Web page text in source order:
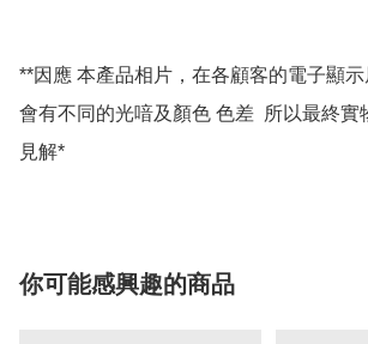
**因應 本產品相片，在各顧客的電子顯
會有不同的光喑及顏色 色差  所以最終實
你可能感興趣的商品